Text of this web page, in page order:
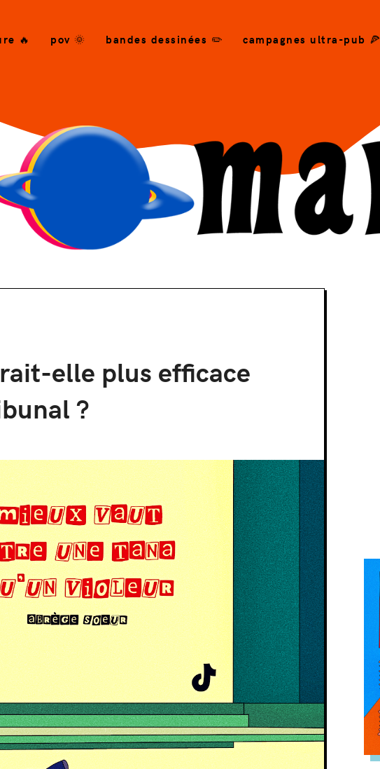
🔥 pov 🌞 bandes dessinées ✏️ campagnes ultra-pub 🍕
elle plus efficace
?